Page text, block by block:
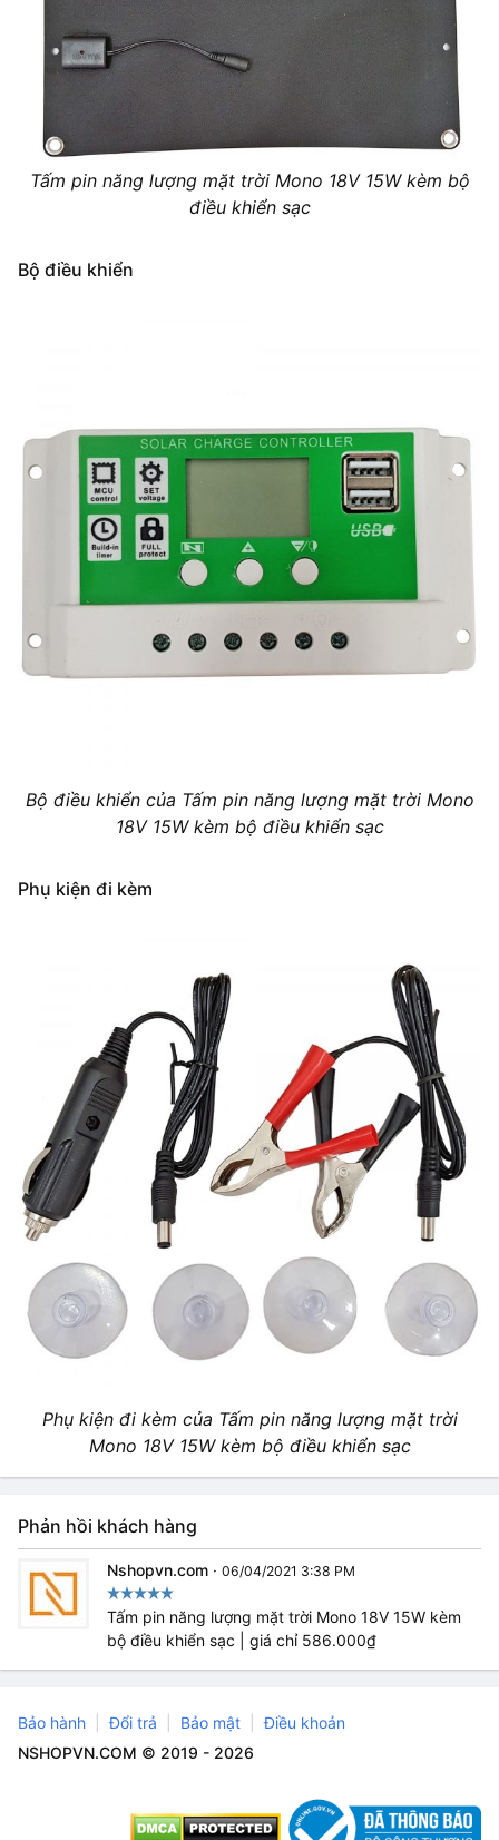
Tấm pin năng lượng mặt trời Mono 18V 15W kèm bộ
điều khiển sạc
Bộ điều khiển
Bộ điều khiển của Tấm pin năng lượng mặt trời Mono
18V 15W kèm bộ điều khiển sạc
Phụ kiện đi kèm
Phụ kiện đi kèm của Tấm pin năng lượng mặt trời
Mono 18V 15W kèm bộ điều khiển sạc
Phản hồi khách hàng
Nshopvn.com · 06/04/2021 3:38 PM
Tấm pin năng lượng mặt trời Mono 18V 15W kèm
bộ điều khiển sạc | giá chỉ 586.000₫
Bảo hành Đổi trả Bảo mật
Điều khoản
NSHOPVN.COM © 2019 - 2026